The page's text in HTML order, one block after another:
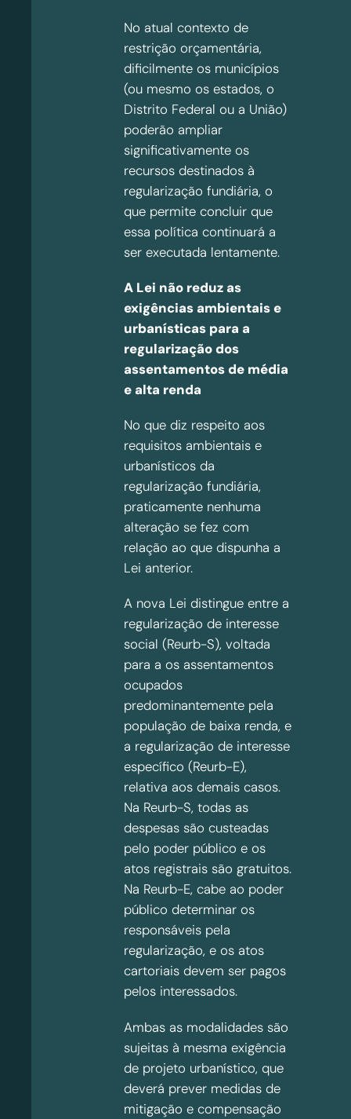
No atual contexto de
restrição orçamentária,
dificilmente os municípios
(ou mesmo os estados, o
Distrito Federal ou a União)
poderão ampliar
significativamente os
recursos destinados à
regularização fundiária, o
que permite concluir que
essa política continuará a
ser executada lentamente.
A Lei não reduz as
exigências ambientais e
urbanísticas para a
regularização dos
assentamentos de média
e alta renda
No que diz respeito aos
requisitos ambientais e
urbanísticos da
regularização fundiária,
praticamente nenhuma
alteração se fez com
relação ao que dispunha a
Lei anterior.
A nova Lei distingue entre a
regularização de interesse
social (Reurb-S), voltada
para a os assentamentos
ocupados
predominantemente pela
população de baixa renda, e
a regularização de interesse
específico (Reurb-E),
relativa aos demais casos.
Na Reurb-S, todas as
despesas são custeadas
pelo poder público e os
atos registrais são gratuitos.
Na Reurb-E, cabe ao poder
público determinar os
responsáveis pela
regularização, e os atos
cartoriais devem ser pagos
pelos interessados.
Ambas as modalidades são
sujeitas à mesma exigência
de projeto urbanístico, que
deverá prever medidas de
mitigação e compensação